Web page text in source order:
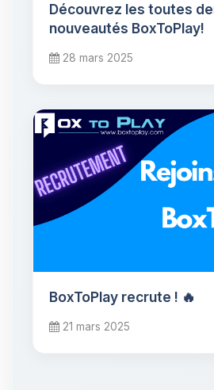
Découvrez les toutes
nouveautés BoxToPlay!
28 mars 2025
BoxToPlay recrute ! 🔥
21 mars 2025